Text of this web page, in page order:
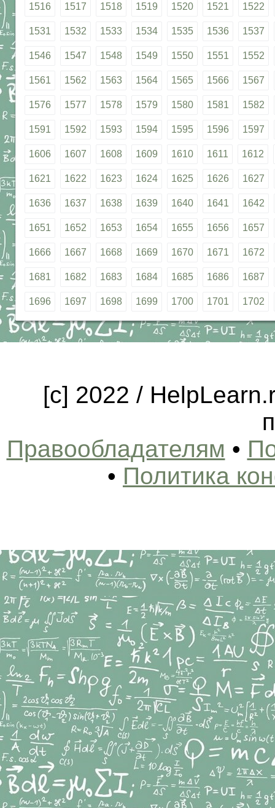
1516 1517 1518 1519 1520 1521 1522
1531 1532 1533 1534 1535 1536 1537
1546 1547 1548 1549 1550 1551 1552
1561 1562 1563 1564 1565 1566 1567
1576 1577 1578 1579 1580 1581 1582
1591 1592 1593 1594 1595 1596 1597
1606 1607 1608 1609 1610 1611 1612
1621 1622 1623 1624 1625 1626 1627
1636 1637 1638 1639 1640 1641 1642
1651 1652 1653 1654 1655 1656 1657
1666 1667 1668 1669 1670 1671 1672
1681 1682 1683 1684 1685 1686 1687
1696 1697 1698 1699 1700 1701 1702
[c] 2022 /
Правообладателям •
• Политика